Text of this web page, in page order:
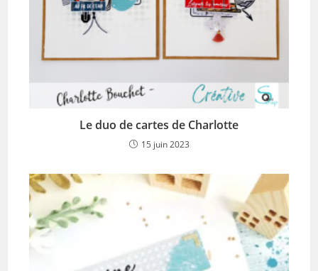
Le duo de cartes de Charlotte
15 juin 2023